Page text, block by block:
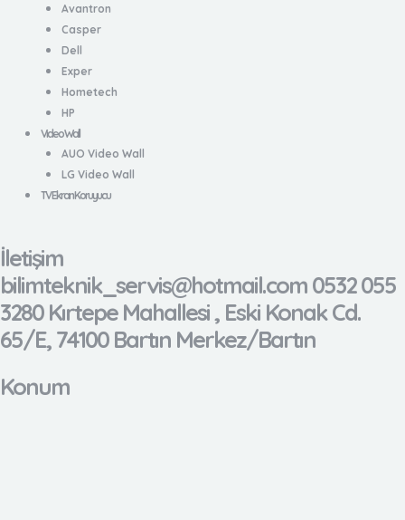
Avantron
Casper
Dell
Exper
Hometech
HP
Video Wall
AUO Video Wall
LG Video Wall
TV Ekran Koruyucu
İletişim
bilimteknik_servis@hotmail.com 0532 055
3280 Kırtepe Mahallesi , Eski Konak Cd.
65/E, 74100 Bartın Merkez/Bartın
Konum